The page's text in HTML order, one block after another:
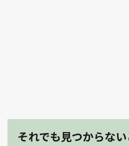
それでも見つからな